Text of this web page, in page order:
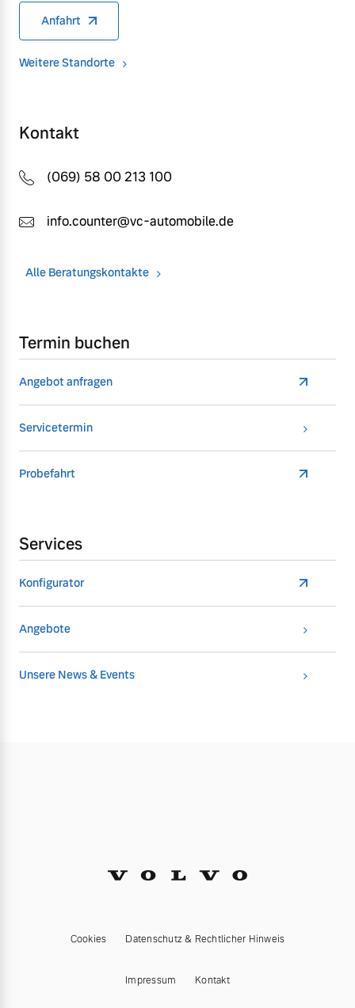
Anfahrt
Weitere Standorte
Kontakt
(069) 58 00 213 100
info.counter@vc-automobile.de
Alle Beratungskontakte
Termin buchen
Angebot anfragen
Servicetermin
Probefahrt
Services
Konfigurator
Angebote
Unsere News & Events
Cookies Datenschutz & Rechtlicher Hinweis
Impressum Kontakt